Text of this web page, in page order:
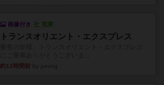
画像付き 充実
トランスオリエント・エクスプレス
約12時間前